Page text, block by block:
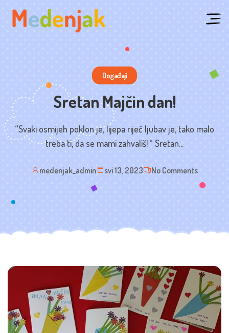
Skip
Događaji
Sretan Majčin dan!
“Svaki osmijeh poklon je, lijepa riječ ljubav je, tako malo
treba ti, da se mami zahvališ! “ Sretan...
medenjak_admin svi 13, 2023 No Comments